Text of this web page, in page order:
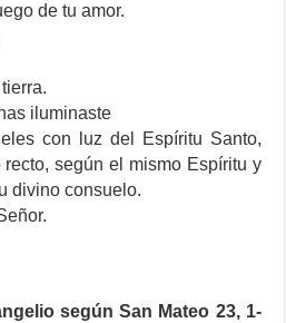
de tu amor.
iluminaste
con luz del Espíritu Santo,
según el mismo Espíritu y
divino consuelo.
según San Mateo 23, 1-